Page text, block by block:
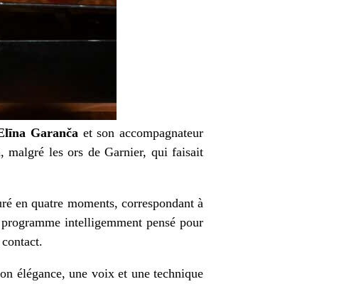
Garanča et son accompagnateur
malgré les ors de Garnier, qui faisait
en quatre moments, correspondant à
intelligemment pensé pour
élégance, une voix et une technique